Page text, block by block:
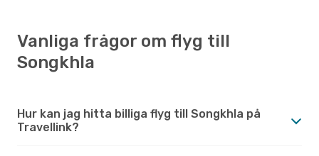
Vanliga frågor om flyg till
Songkhla
Hur kan jag hitta billiga flyg till Songkhla på
Travellink?